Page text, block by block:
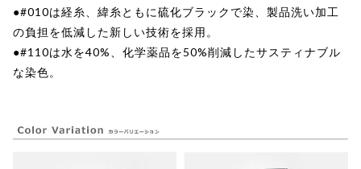
●#010は経糸、緯糸ともに硫化ブラックで染、製品洗い加工
の負担を低減した新しい技術を採用。
●#110は水を40%、化学薬品を50%削減したサスティナブル
な染色。